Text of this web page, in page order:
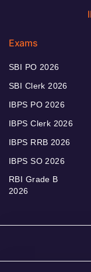
Exams
SBI PO 2026
SBI Clerk 2026
IBPS PO 2026
IBPS Clerk 2026
IBPS RRB 2026
IBPS SO 2026
RBI Grade B
2026